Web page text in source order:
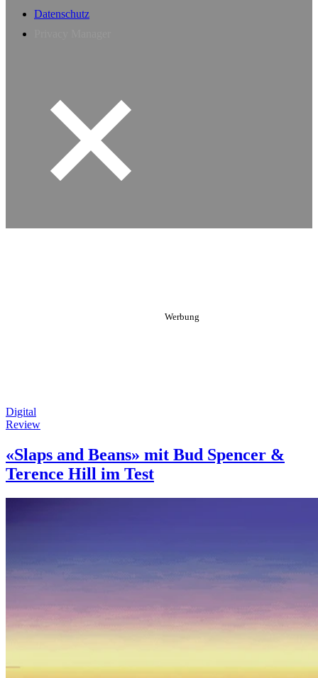
Datenschutz
Digital
Review
«Slaps and Beans» mit Bud Spencer &
Terence Hill im Test